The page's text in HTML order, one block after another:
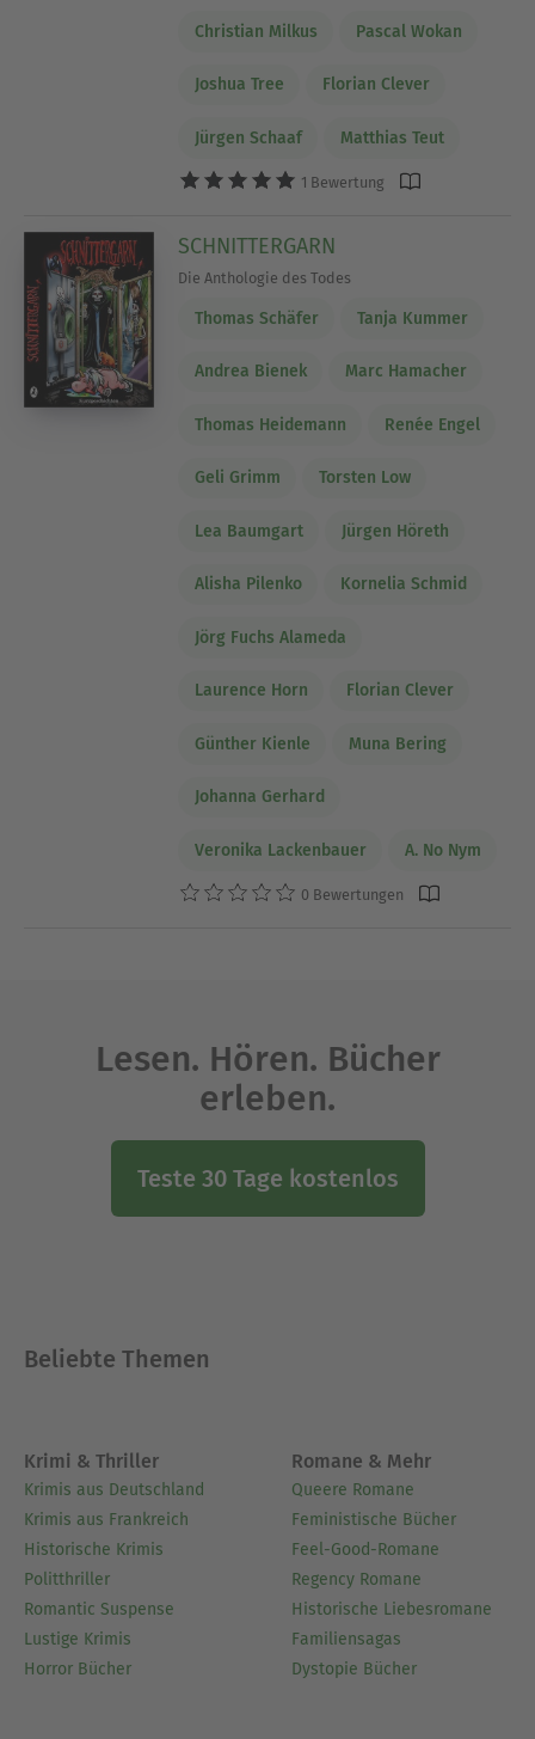
Christian Milkus Pascal Wokan
Joshua Tree Florian Clever
Jürgen Schaaf Matthias Teut
1 Bewertung
SCHNITTERGARN
Die Anthologie des Todes
Thomas Schäfer Tanja Kummer
Andrea Bienek Marc Hamacher
Thomas Heidemann Renée Engel
Geli Grimm Torsten Low
Lea Baumgart Jürgen Höreth
Alisha Pilenko Kornelia Schmid
Jörg Fuchs Alameda
Laurence Horn Florian Clever
Günther Kienle Muna Bering
Johanna Gerhard
Veronika Lackenbauer A. No Nym
0 Bewertungen
Lesen. Hören. Bücher
erleben.
Teste 30 Tage kostenlos
Beliebte Themen
Krimi & Thriller
Krimis aus Deutschland
Krimis aus Frankreich
Historische Krimis
Politthriller
Romantic Suspense
Lustige Krimis
Horror Bücher
Romane & Mehr
Queere Romane
Feministische Bücher
Feel-Good-Romane
Regency Romane
Historische Liebesromane
Familiensagas
Dystopie Bücher